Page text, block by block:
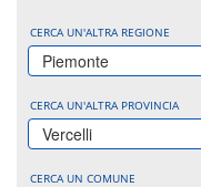
CERCA UN'ALTRA REGIONE
Piemonte
CERCA UN'ALTRA PROVINCIA
Vercelli
CERCA UN COMUNE